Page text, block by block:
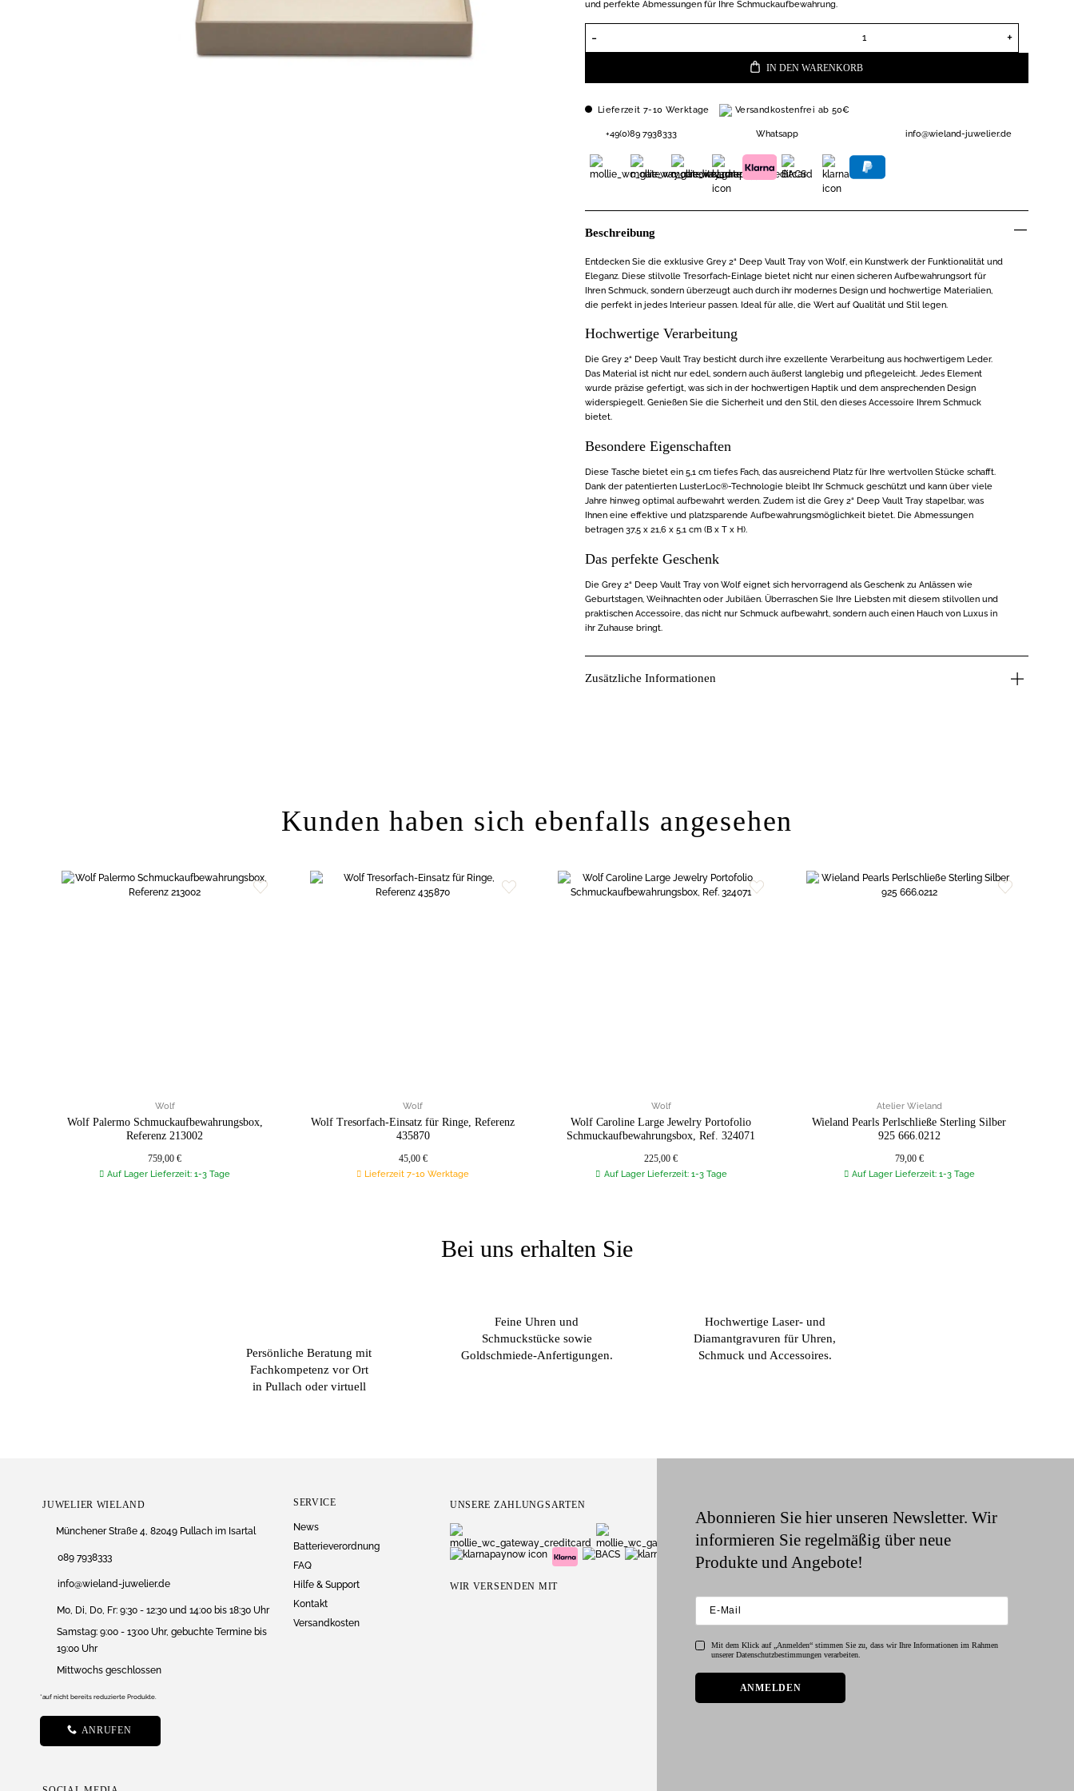
und perfekte Abmessungen für Ihre Schmuckaufbewahrung.
Wolf Tresorfach-Einlage, Leder, Ref. 435065 Menge
IN DEN WARENKORB
Lieferzeit 7-10 Werktage Versandkostenfrei ab 50€
+49(0)89 7938333 Whatsapp info@wieland-juwelier.de
Beschreibung
Entdecken Sie die exklusive Grey 2“ Deep Vault Tray von Wolf, ein Kunstwerk der Funktionalität und
Eleganz. Diese stilvolle Tresorfach-Einlage bietet nicht nur einen sicheren Aufbewahrungsort für
Ihren Schmuck, sondern überzeugt auch durch ihr modernes Design und hochwertige Materialien,
die perfekt in jedes Interieur passen. Ideal für alle, die Wert auf Qualität und Stil legen.
Hochwertige Verarbeitung
Die Grey 2“ Deep Vault Tray besticht durch ihre exzellente Verarbeitung aus hochwertigem Leder.
Das Material ist nicht nur edel, sondern auch äußerst langlebig und pflegeleicht. Jedes Element
wurde präzise gefertigt, was sich in der hochwertigen Haptik und dem ansprechenden Design
widerspiegelt. Genießen Sie die Sicherheit und den Stil, den dieses Accessoire Ihrem Schmuck
bietet.
Besondere Eigenschaften
Diese Tasche bietet ein 5,1 cm tiefes Fach, das ausreichend Platz für Ihre wertvollen Stücke schafft.
Dank der patentierten LusterLoc®-Technologie bleibt Ihr Schmuck geschützt und kann über viele
Jahre hinweg optimal aufbewahrt werden. Zudem ist die Grey 2“ Deep Vault Tray stapelbar, was
Ihnen eine effektive und platzsparende Aufbewahrungsmöglichkeit bietet. Die Abmessungen
betragen 37,5 x 21,6 x 5,1 cm (B x T x H).
Das perfekte Geschenk
Die Grey 2“ Deep Vault Tray von Wolf eignet sich hervorragend als Geschenk zu Anlässen wie
Geburtstagen, Weihnachten oder Jubiläen. Überraschen Sie Ihre Liebsten mit diesem stilvollen und
praktischen Accessoire, das nicht nur Schmuck aufbewahrt, sondern auch einen Hauch von Luxus in
ihr Zuhause bringt.
Zusätzliche Informationen
Kunden haben sich ebenfalls angesehen
Wolf
Wolf Palermo Schmuckaufbewahrungsbox,
Referenz 213002
759,00€
Auf Lager Lieferzeit: 1-3 Tage
Wolf
Wolf Tresorfach-Einsatz für Ringe, Referenz
435870
45,00 €
Lieferzeit 7-10 Werktage
Wolf
Wolf Caroline Large Jewelry Portofolio
Schmuckaufbewahrungsbox, Ref. 324071
225,00€
Auf Lager Lieferzeit: 1-3 Tage
Atelier Wieland
Wieland Pearls Perlschließe Sterling Silber
925 666.0212
79,00 €
Auf Lager Lieferzeit: 1-3 Tage
Bei uns erhalten Sie
Persönliche Beratung mit
Fachkompetenz vor Ort
in Pullach oder virtuell
Feine Uhren und
Schmuckstücke sowie
Goldschmiede-Anfertigungen.
Hochwertige Laser- und
Diamantgravuren für Uhren,
Schmuck und Accessoires.
JUWELIER WIELAND
Münchener Straße 4, 82049 Pullach im Isartal
089 7938333
info@wieland-juwelier.de
Mo, Di, Do, Fr: 9:30 - 12:30 und 14:00 bis 18:30 Uhr
Samstag: 9:00 - 13:00 Uhr, gebuchte Termine bis
19:00 Uhr
Mittwochs geschlossen
*auf nicht bereits reduzierte Produkte.
ANRUFEN
SERVICE
News
Batterieverordnung
FAQ
Hilfe & Support
Kontakt
Versandkosten
UNSERE ZAHLUNGSARTEN
WIR VERSENDEN MIT
Abonnieren Sie hier unseren Newsletter. Wir
informieren Sie regelmäßig über neue
Produkte und Angebote!
Mit dem Klick auf „Anmelden“ stimmen Sie zu, dass wir Ihre Informationen im Rahmen
unserer Datenschutzbestimmungen verarbeiten.
ANMELDEN